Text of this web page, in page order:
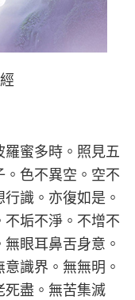
羅蜜多時。照見五
。色不異空。空不
識。亦復如是。
垢不淨。不增不
眼耳鼻舌身意。
識界。無無明。
死盡。無苦集滅